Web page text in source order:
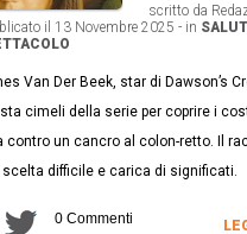
scritto da
il 13 Novembre 2025 - in
Van Der Beek, star di Dawson’s
cimeli della serie per coprire i
contro un cancro al colon-retto. Il
difficile e carica di significati.
0 Commenti